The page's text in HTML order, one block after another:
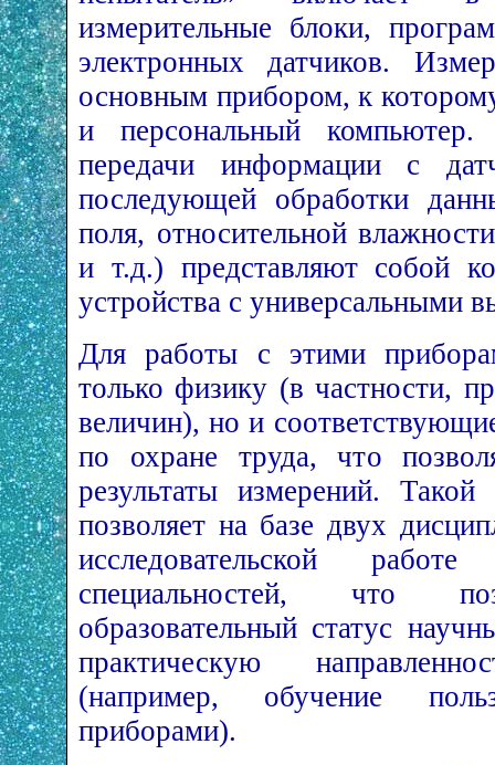
измерительные блоки,
электронных датчиков.
основным прибором, к
и персональный компьютер.
передачи информации с
последующей обработки
поля, относительной
и т.д.) представляют собой
устройства с универсальными
Для работы с этими
только физику (в частности,
величин), но и
по охране труда, что
результаты измерений.
позволяет на базе двух
исследовательской
специальностей, что
образовательный статус
практическую
(например, обучение
приборами).